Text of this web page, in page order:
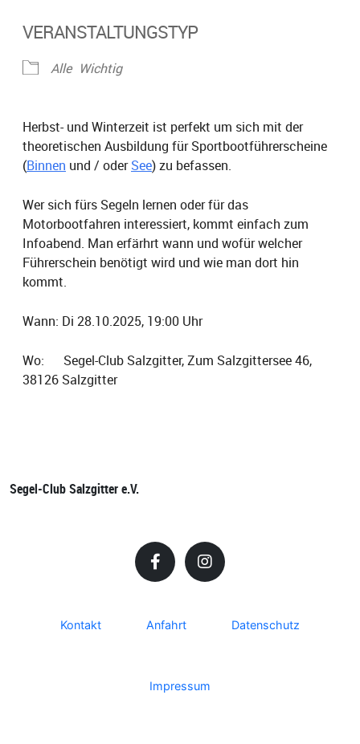
VERANSTALTUNGSTYP
Alle Wichtig
Herbst- und Winterzeit ist perfekt um sich mit der
theoretischen Ausbildung für Sportbootführerscheine
(Binnen und / oderSee) zu befassen.
Wer sich fürs Segeln lernen oder für das
Motorbootfahren interessiert, kommt einfach zum
Infoabend. Man erfärhrt wann und wofür welcher
Führerschein benötigt wird und wie man dort hin
kommt.
Wann: Di 28.10.2025, 19:00 Uhr
Wo: Segel-Club Salzgitter, Zum Salzgittersee 46,
38126 Salzgitter
Segel-Club Salzgitter e.V.
Kontakt Anfahrt Datenschutz
Impressum